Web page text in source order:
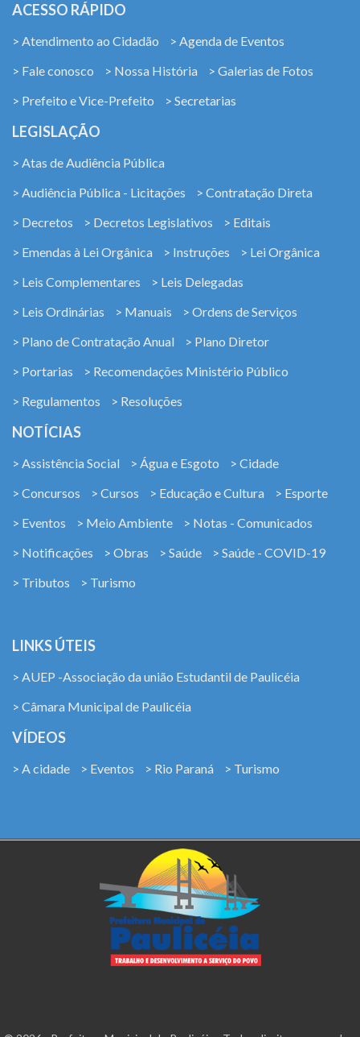
ACESSO RÁPIDO
> Atendimento ao Cidadão
> Agenda de Eventos
> Fale conosco
> Nossa História
> Galerias de Fotos
> Prefeito e Vice-Prefeito
> Secretarias
LEGISLAÇÃO
> Atas de Audiência Pública
> Audiência Pública - Licitações
> Contratação Direta
> Decretos
> Decretos Legislativos
> Editais
> Emendas à Lei Orgânica
> Instruções
> Lei Orgânica
> Leis Complementares
> Leis Delegadas
> Leis Ordinárias
> Manuais
> Ordens de Serviços
> Plano de Contratação Anual
> Plano Diretor
> Portarias
> Recomendações Ministério Público
> Regulamentos
> Resoluções
NOTÍCIAS
> Assistência Social > Água e Esgoto
> Cidade
> Concursos
> Cursos > Educação e Cultura
> Esporte
> Eventos
> Meio Ambiente
> Notas - Comunicados
> Notificações
> Obras > Saúde
> Saúde - COVID-19
> Tributos
> Turismo
LINKS ÚTEIS
> AUEP -Associação da união Estudantil de Paulicéia
> Câmara Municipal de Paulicéia
VÍDEOS
> A cidade > Eventos > Rio Paraná > Turismo